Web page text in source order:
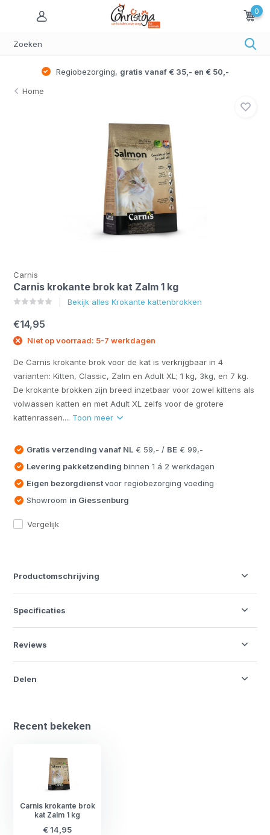
0
Regiobezorging, gratis vanaf € 35,- en € 50,-
Home
Carnis
Carnis krokante brok kat Zalm 1 kg
Bekijk alles Krokante kattenbrokken
€14,95
Niet op voorraad: 5-7 werkdagen
De Carnis krokante brok voor de kat is verkrijgbaar in 4
varianten: Kitten, Classic, Zalm en Adult XL; 1 kg, 3kg, en 7 kg.
De krokante brokken zijn breed inzetbaar voor zowel kittens als
volwassen katten en met Adult XL zelfs voor de grotere
kattenrassen.... Toon meer
Gratis verzending vanaf NL € 59,- / BE € 99,-
Levering pakketzendingbinnen 1 á 2 werkdagen
Eigen bezorgdienstvoor regiobezorging voeding
Showroom in Giessenburg
Vergelijk
Productomschrijving
Specificaties
Reviews
Delen
Recent bekeken
Carnis krokante brok
kat Zalm 1 kg
€ 14,95